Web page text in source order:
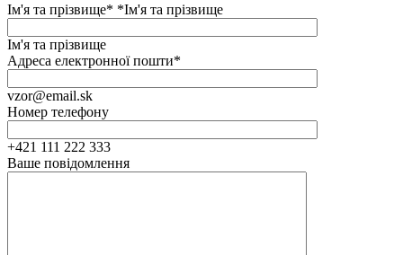
Ім'я та прізвище* *Ім'я та прізвище
Ім'я та прізвище
Адреса електронної пошти*
vzor@email.sk
Номер телефону
+421 111 222 333
Ваше повідомлення